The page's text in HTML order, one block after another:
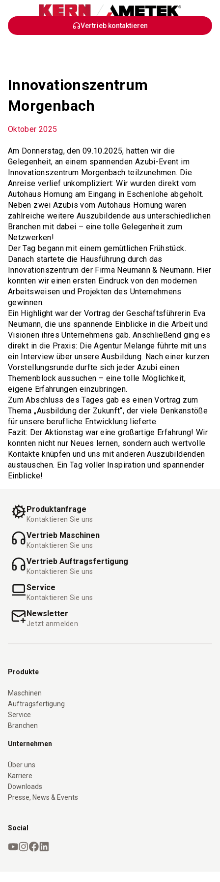
Skip
to
Vertrieb kontaktieren
Innovationszentrum
Morgenbach
Oktober 2025
Am Donnerstag, den 09.10.2025, hatten wir die
Gelegenheit, an einem spannenden Azubi-Event im
Innovationszentrum Morgenbach teilzunehmen. Die
Anreise verlief unkompliziert: Wir wurden direkt vom
Autohaus Hornung am Eingang in Eschenlohe abgeholt.
Neben zwei Azubis vom Autohaus Hornung waren
zahlreiche weitere Auszubildende aus unterschiedlichen
Branchen mit dabei – eine tolle Gelegenheit zum
Netzwerken!
Der Tag begann mit einem gemütlichen Frühstück.
Danach startete die Hausführung durch das
Innovationszentrum der Firma Neumann & Neumann. Hier
konnten wir einen ersten Eindruck von den modernen
Arbeitsweisen und Projekten des Unternehmens
gewinnen.
Ein Highlight war der Vortrag der Geschäftsführerin Eva
Neumann, die uns spannende Einblicke in die Arbeit und
Visionen ihres Unternehmens gab. Anschließend ging es
direkt in die Praxis: Die Agentur Melange führte mit uns
ein Interview über unsere Ausbildung. Nach einer kurzen
Vorstellungsrunde durfte sich jeder Azubi einen
Themenblock aussuchen – eine tolle Möglichkeit,
eigene Erfahrungen einzubringen.
Zum Abschluss des Tages gab es einen Vortrag zum
Thema „Ausbildung der Zukunft“, der viele Denkanstöße
für unsere berufliche Entwicklung lieferte.
Fazit: Der Aktionstag war eine großartige Erfahrung! Wir
konnten nicht nur Neues lernen, sondern auch wertvolle
Kontakte knüpfen und uns mit anderen Auszubildenden
austauschen. Ein Tag voller Inspiration und spannender
Einblicke!
Produktanfrage
Kontaktieren Sie uns
Vertrieb Maschinen
Kontaktieren Sie uns
Vertrieb Auftragsfertigung
Kontaktieren Sie uns
Service
Kontaktieren Sie uns
Newsletter
Jetzt anmelden
Produkte
Maschinen
Auftragsfertigung
Service
Branchen
Unternehmen
Über uns
Karriere
Downloads
Presse, News & Events
Social